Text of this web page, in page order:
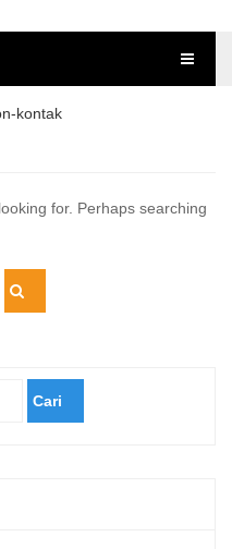
kontak
for. Perhaps searching
Cari